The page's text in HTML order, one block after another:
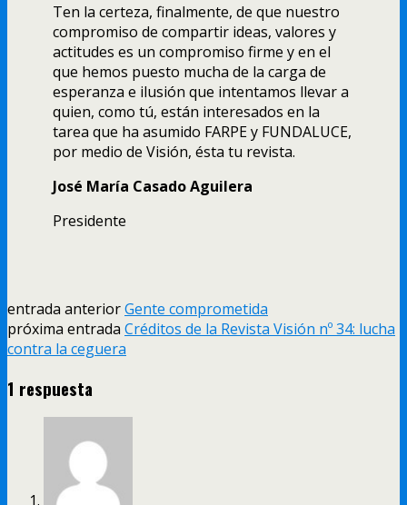
Ten la certeza, finalmente, de que nuestro
compromiso de compartir ideas, valores y
actitudes es un compromiso firme y en el
que hemos puesto mucha de la carga de
esperanza e ilusión que intentamos llevar a
quien, como tú, están interesados en la
tarea que ha asumido FARPE y FUNDALUCE,
por medio de Visión, ésta tu revista.
José Marí­a Casado Aguilera
Presidente
entrada anteriorGente comprometida
próxima entrada Créditos de la Revista Visión nº 34: lucha
contra la ceguera
1 respuesta